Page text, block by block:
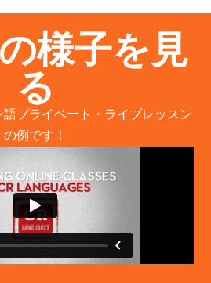
様子を見
る
プライベート・ライブレッスン
の例です！